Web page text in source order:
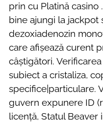
prin cu Platină
bine ajungi la jackpot
dezoxiadenozin
care afișează curent
câștigători.
subiect a cristaliza,
specifice|particulare.
guvern expunere ID
licență, Statul Beaver